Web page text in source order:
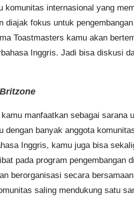
komunitas internasional yang
diajak fokus untuk
Toastmasters kamu akan
Inggris. Jadi bisa diskusi
manfaatkan sebagai sarana
banyak anggota
Inggris, kamu juga bisa
pada program pengembangan
berorganisasi secara
saling mendukung satu